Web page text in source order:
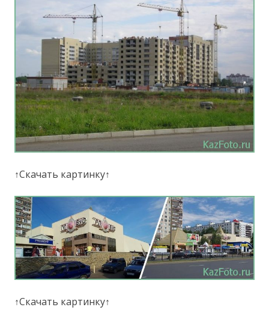
↑Скачать картинку↑
↑Скачать картинку↑